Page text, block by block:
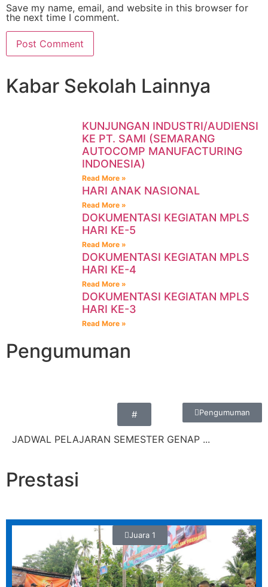
Save my name, email, and website in this browser for
the next time I comment.
Kabar Sekolah Lainnya
KUNJUNGAN INDUSTRI/AUDIENSI
KE PT. SAMI (SEMARANG
AUTOCOMP MANUFACTURING
INDONESIA)
Read More »
HARI ANAK NASIONAL
Read More »
DOKUMENTASI KEGIATAN MPLS
HARI KE-5
Read More »
DOKUMENTASI KEGIATAN MPLS
HARI KE-4
Read More »
DOKUMENTASI KEGIATAN MPLS
HARI KE-3
Read More »
Pengumuman
Pengumuman
#
JADWAL PELAJARAN SEMESTER GENAP ...
Prestasi
Juara 1